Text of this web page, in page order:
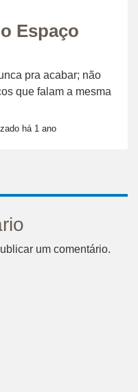
Espaço
pra acabar; não
que falam a mesma
há 1 ano
um comentário.